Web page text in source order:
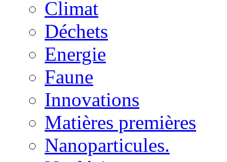
Climat
Déchets
Energie
Faune
Innovations
Matières premières
Nanoparticules.